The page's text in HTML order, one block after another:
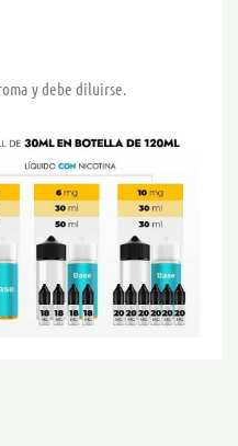
y debe diluirse.